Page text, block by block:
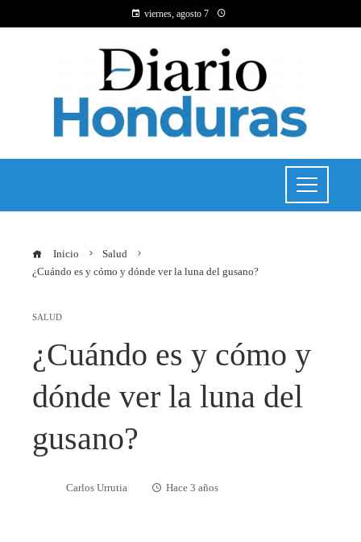
viernes, agosto 7
Inicio
Salud
¿Cuándo es y cómo y dónde ver la luna del gusano?
SALUD
¿Cuándo es y cómo y
dónde ver la luna del
gusano?
Carlos Urrutia Hace 3 años